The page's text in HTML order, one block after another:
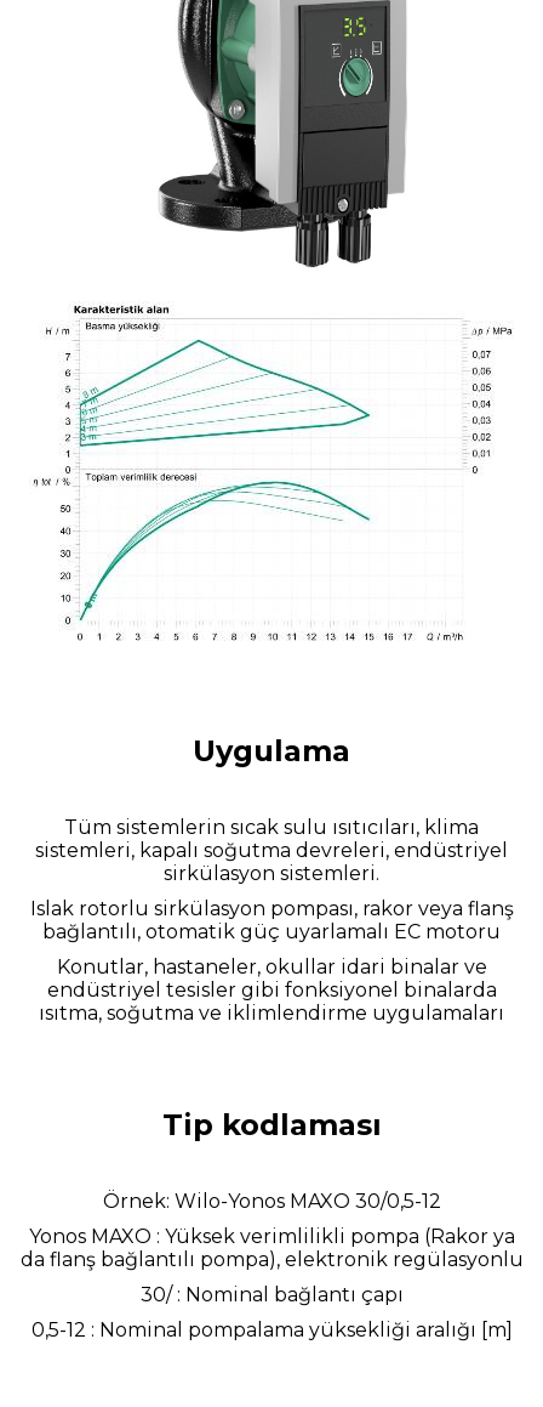
Uygulama
Tüm sistemlerin sıcak sulu ısıtıcıları, klima
sistemleri, kapalı soğutma devreleri, endüstriyel
sirkülasyon sistemleri.
Islak rotorlu sirkülasyon pompası, rakor veya flanş
bağlantılı, otomatik güç uyarlamalı EC motoru
Konutlar, hastaneler, okullar idari binalar ve
endüstriyel tesisler gibi fonksiyonel binalarda
ısıtma, soğutma ve iklimlendirme uygulamaları
Tip kodlaması
Örnek: Wilo-Yonos MAXO 30/0,5-12
Yonos MAXO : Yüksek verimlilikli pompa (Rakor ya
da flanş bağlantılı pompa), elektronik regülasyonlu
30/ : Nominal bağlantı çapı
0,5-12 : Nominal pompalama yüksekliği aralığı [m]